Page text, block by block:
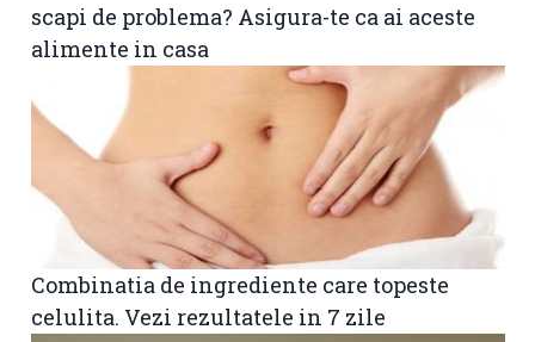
scapi de problema? Asigura-te ca ai aceste
alimente in casa
Combinatia de ingrediente care topeste
celulita. Vezi rezultatele in 7 zile